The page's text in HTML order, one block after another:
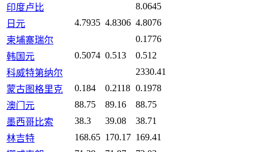
印度卢比
8.0645
日元
4.7935 4.8306 4.8076
柬埔寨瑞尔
0.1776
韩国元
0.5074 0.513
0.512
科威特第纳尔
2330.41
蒙古图格里克
0.184 0.2118 0.1978
澳门元
88.75 89.16
88.75
墨西哥比索
38.3 39.08
38.71
林吉特
168.65 170.17 169.41